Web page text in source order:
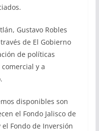
Gustavo Robles
de El Gobierno
de políticas
y a
disponibles son
el Fondo Jalisco de
el Fondo de Inversión